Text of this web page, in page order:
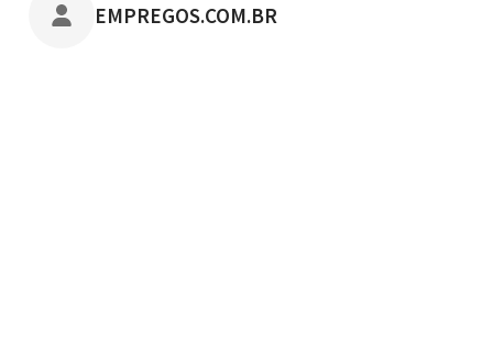
POSTADO POR
EMPREGOS.COM.BR